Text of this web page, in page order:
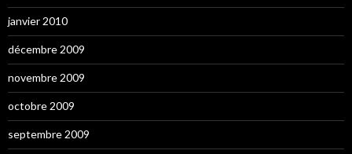
janvier 2010
décembre 2009
novembre 2009
octobre 2009
septembre 2009